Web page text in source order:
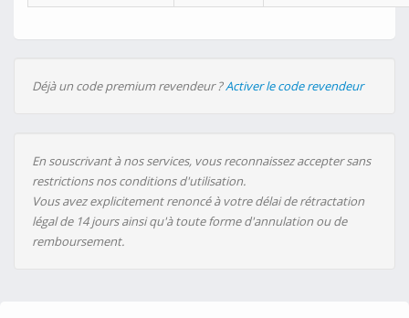
Déjà un code premium revendeur ?Activer le code revendeur
En souscrivant à nos services, vous reconnaissez accepter sans
restrictions nos conditions d'utilisation.
Vous avez explicitement renoncé à votre délai de rétractation
légal de 14 jours ainsi qu'à toute forme d'annulation ou de
remboursement.